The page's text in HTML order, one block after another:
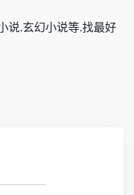
说.玄幻小说等.找最好